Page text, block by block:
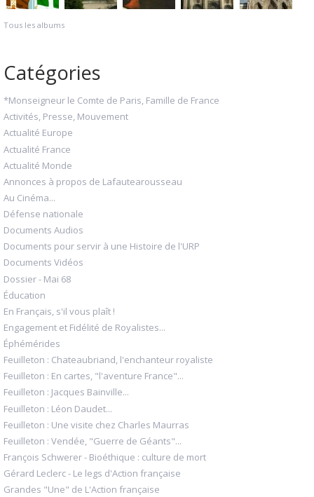
Tous les albums
Catégories
*Monseigneur le Comte de Paris, Famille de France
Activités, Presse, Mouvement
Actualité Europe
Actualité France
Actualité Monde
Annonces à propos de Lafautearousseau
Au Cinéma...
Défense nationale
Documents Audios
Documents pour servir à une Histoire de l'URP
Documents Vidéos
Dossier - Mai 68
Éducation
En Français, s'il vous plaît !
Engagement et Fidélité de Royalistes...
Éphémérides
Feuilleton : Chateaubriand, l'enchanteur royaliste
Feuilleton : En cartes, "l'aventure France"...
Feuilleton : Jacques Bainville...
Feuilleton : Léon Daudet...
Feuilleton : Une visite chez Charles Maurras
Feuilleton : Vendée, "Guerre de Géants"...
François Schwerer - Bioéthique : culture de mort
Gérard Leclerc - Le legs d'Action française
Grandes "Une" de L'Action française